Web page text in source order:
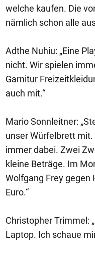
welche kaufen. Die
nämlich schon alle
Adthe Nuhiu: „Eine
nicht. Wir spielen
Garnitur
auch mit.“
Mario Sonnleitner:
unser Würfelbrett
immer dabei. Zwei
kleine Beträge. Im
Wolfgang Frey
Euro.“
Christopher Trimmel:
Laptop. Ich schaue